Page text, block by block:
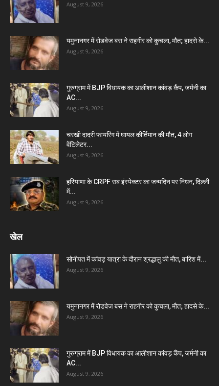
August 9, 2026
यमुनानगर में रोडवेज बस ने राहगीर को कुचला, मौत; हादसे के...
August 9, 2026
गुरुग्राम में BJP विधायक का आलीशान कांवड़ कैंप, जर्मनी का
AC...
August 9, 2026
चरखी दादरी फायरिंग में घायल कीर्तिमान की मौत, 4 लोग
वेंटिलेटर...
August 9, 2026
हरियाणा के CRPF सब इंस्पेक्टर का जन्मदिन पर निधन, दिल्ली
में...
August 9, 2026
खेल
सोनीपत में कांवड़ यात्रा के दौरान श्रद्धालु की मौत, बारिश में...
August 9, 2026
यमुनानगर में रोडवेज बस ने राहगीर को कुचला, मौत; हादसे के...
August 9, 2026
गुरुग्राम में BJP विधायक का आलीशान कांवड़ कैंप, जर्मनी का
AC...
August 9, 2026